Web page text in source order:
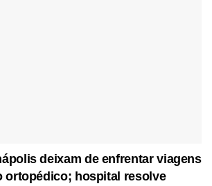
deixam de enfrentar viagens
ortopédico; hospital resolve